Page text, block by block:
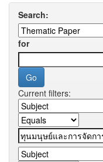
Search:
for
Current filters: